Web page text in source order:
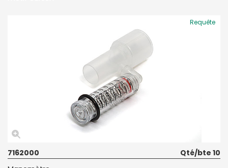
Requête
7162000
Qté/bte 10